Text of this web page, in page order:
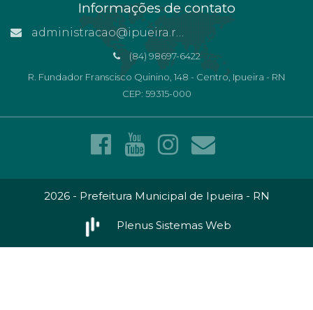
Informações de contato
administracao@ipueira.rn.gov.br
(84) 98697-6422
R. Fundador Franscisco Quinino, 148 - Centro, Ipueira - RN
CEP: 59315-000
2026 - Prefeitura Municipal de Ipueira - RN
Plenus Sistemas Web